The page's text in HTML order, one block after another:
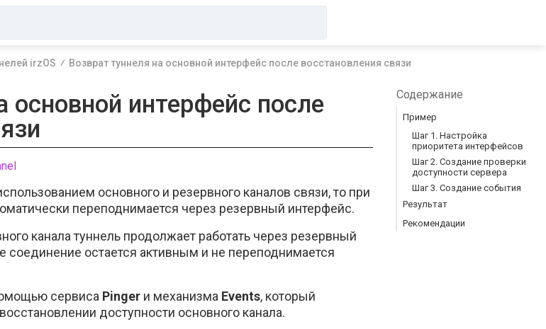
irzOS Возврат туннеля на основной интерфейс после восстановления связи
основной интерфейс после
основного и резервного каналов связи, то при
переподнимается через резервный интерфейс.
канала туннель продолжает работать через резервный
остается активным и не переподнимается
сервиса Pingerи механизма Events, который
доступности основного канала.
Содержание
Пример
Шаг 1. Настройка
приоритета интерфейсов
Шаг 2. Создание проверки
доступности сервера
Шаг 3. Создание события
Результат
Рекомендации